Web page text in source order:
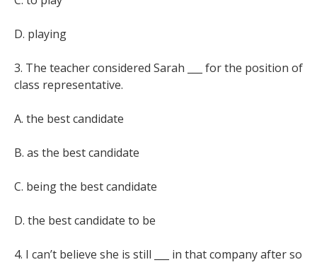
D. playing
3. The teacher considered Sarah ___ for the position of
class representative.
A. the best candidate
B. as the best candidate
C. being the best candidate
D. the best candidate to be
4. I can’t believe she is still ___ in that company after so